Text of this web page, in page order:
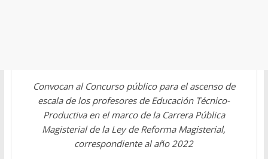
Convocan al Concurso público para el ascenso de
escala de los profesores de Educación Técnico-
Productiva en el marco de la Carrera Pública
Magisterial de la Ley de Reforma Magisterial,
correspondiente al año 2022